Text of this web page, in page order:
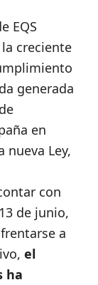
EQS
creciente
generada
en
nueva Ley,
con
de junio,
a
el
ha